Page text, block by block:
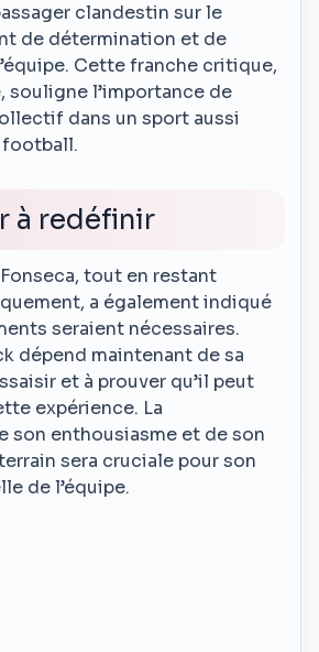
clandestin sur le
de détermination et de
Cette franche critique,
souligne l’importance de
dans un sport aussi
football.
à redéfinir
tout en restant
a également indiqué
seraient nécessaires.
dépend maintenant de sa
et à prouver qu’il peut
expérience. La
son enthousiasme et de son
sera cruciale pour son
de l’équipe.